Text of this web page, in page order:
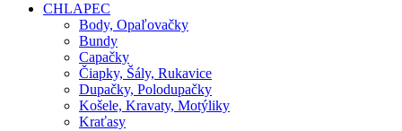
CHLAPEC
Body, Opaľovačky
Bundy
Capačky
Čiapky, Šály, Rukavice
Dupačky, Polodupačky
Košele, Kravaty, Motýliky
Kraťasy